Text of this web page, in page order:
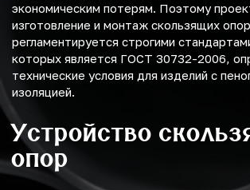
экономическим потерям. Поэтому
изготовление и монтаж скользящих опор
регламентируется строгими
которых является ГОСТ 30732-2006,
технические условия для изделий с
изоляцией.
Устройство
опор